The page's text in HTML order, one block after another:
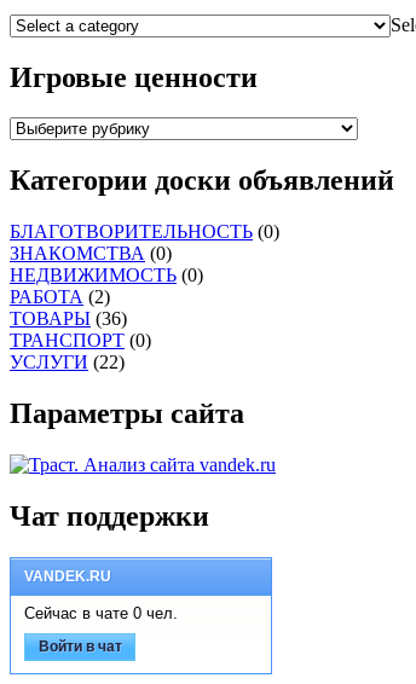
Игровые ценности
Категории доски объявлений
БЛАГОТВОРИТЕЛЬНОСТЬ (0)
ЗНАКОМСТВА (0)
НЕДВИЖИМОСТЬ (0)
РАБОТА (2)
ТОВАРЫ (36)
ТРАНСПОРТ (0)
УСЛУГИ (22)
Параметры сайта
Чат поддержки
VANDEK.RU
Сейчас в чате 0 чел.
Войти в чат